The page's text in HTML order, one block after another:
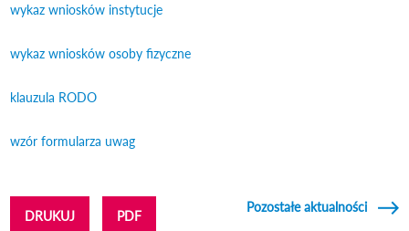
wykaz wniosków instytucje
wykaz wniosków osoby fizyczne
klauzula RODO
wzór formularza uwag
DRUKUJ PDF
Pozostałe aktualności